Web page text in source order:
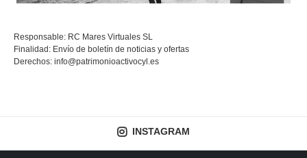
Responsable: RC Mares Virtuales SL
Finalidad: Envío de boletín de noticias y ofertas
Derechos: info@patrimonioactivocyl.es
INSTAGRAM